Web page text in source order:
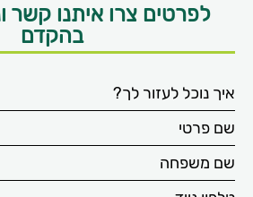
לפרטים צרו איתנו קשר
בהקדם